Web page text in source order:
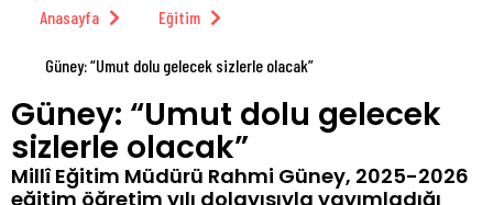
Anasayfa Eğitim
Güney: “Umut dolu gelecek sizlerle olacak”
Güney: “Umut dolu gelecek
sizlerle olacak”
Millî Eğitim Müdürü Rahmi Güney, 2025-2026
eğitim öğretim yılı dolayısıyla yayımladığı